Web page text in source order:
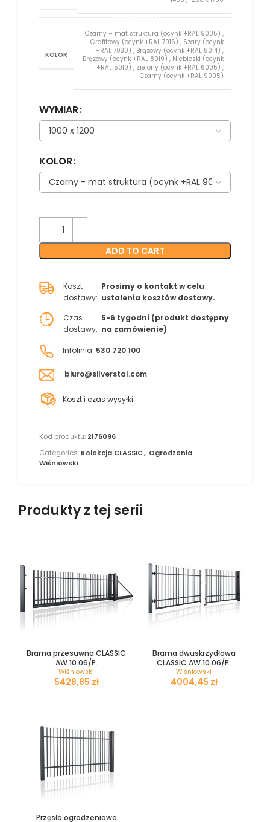
KOLOR
Czarny – mat struktura (ocynk +RAL 9005) ,
Grafitowy (ocynk +RAL 7016) , Szary (ocynk
+RAL 7030) , Brązowy (ocynk +RAL 8014) ,
Brązowy (ocynk +RAL 8019) , Niebieski (ocynk
+RAL 5010) , Zielony (ocynk +RAL 6005) ,
Czarny (ocynk +RAL 9005)
WYMIAR
KOLOR
ADD TO CART
Koszt
dostawy:
Prosimy o kontakt w celu
ustalenia kosztów dostawy.
Czas
dostawy:
5-6 tygodni (produkt dostępny
na zamówienie)
Infolinia: 530 720 100
biuro@silverstal.com
Koszt i czas wysyłki
Kod produktu: 2176096
Categories: Kolekcja CLASSIC, Ogrodzenia
Wiśniowski
Produkty z tej serii
Brama przesuwna CLASSIC
AW.10.06/P.
Wiśniowski
zł
Brama dwuskrzydłowa
CLASSIC AW.10.06/P.
Wiśniowski
zł
Przęsło ogrodzeniowe